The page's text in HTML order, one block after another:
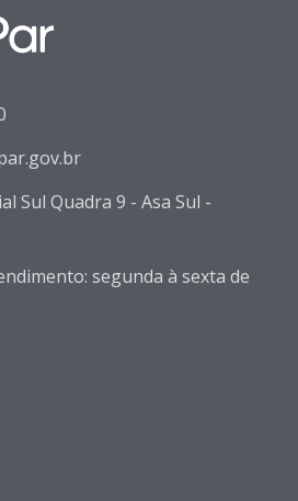
Sul Quadra 9 - Asa Sul -
segunda à sexta de